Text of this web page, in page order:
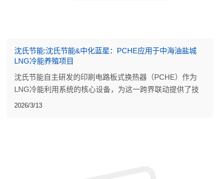
沈氏节能:沈氏节能&中化蓝星：PCHE应用于中海油盐城
LNG冷能养殖项目
沈氏节能自主研发的印刷电路板式换热器（PCHE）作为
LNG冷能利用系统的核心设备，为这一跨界联动提供了技
术支撑。
2026/3/13